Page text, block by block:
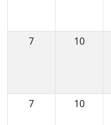
7
10
7
10